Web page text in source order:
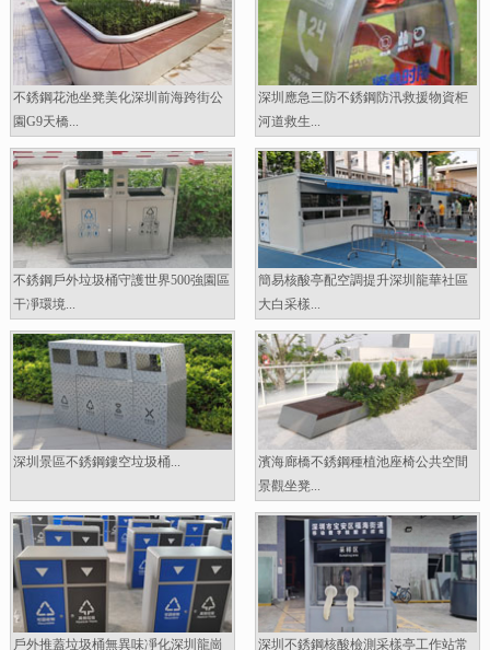
不銹鋼花池坐凳美化深圳前海跨街公
園G9天橋...
深圳應急三防不銹鋼防汛救援物資柜
河道救生...
不銹鋼戶外垃圾桶守護世界500強園區
干凈環境...
簡易核酸亭配空調提升深圳龍華社區
大白采樣...
深圳景區不銹鋼鏤空垃圾桶...
濱海廊橋不銹鋼種植池座椅公共空間
景觀坐凳...
戶外推蓋垃圾桶無異味凈化深圳龍崗
深圳不銹鋼核酸檢測采樣亭工作站常